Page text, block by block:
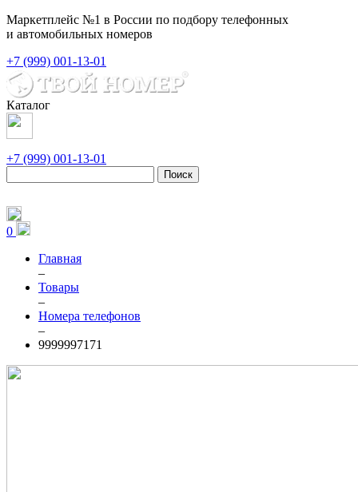
Маркетплейс №1 в России по подбору телефонных
и автомобильных номеров
+7 (999) 001-13-01
Каталог
+7 (999) 001-13-01
Поиск
0
Главная
–
Товары
–
Номера телефонов
–
9999997171